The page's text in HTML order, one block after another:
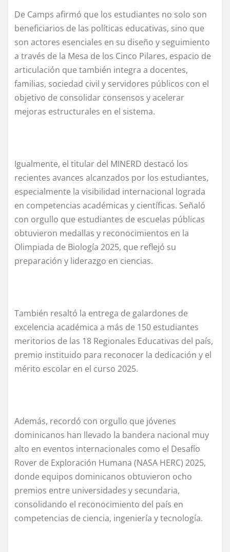
De Camps afirmó que los estudiantes no solo son
beneficiarios de las políticas educativas, sino que
son actores esenciales en su diseño y seguimiento
a través de la Mesa de los Cinco Pilares, espacio de
articulación que también integra a docentes,
familias, sociedad civil y servidores públicos con el
objetivo de consolidar consensos y acelerar
mejoras estructurales en el sistema.
Igualmente, el titular del MINERD destacó los
recientes avances alcanzados por los estudiantes,
especialmente la visibilidad internacional lograda
en competencias académicas y científicas. Señaló
con orgullo que estudiantes de escuelas públicas
obtuvieron medallas y reconocimientos en la
Olimpiada de Biología 2025, que reflejó su
preparación y liderazgo en ciencias.
También resaltó la entrega de galardones de
excelencia académica a más de 150 estudiantes
meritorios de las 18 Regionales Educativas del país,
premio instituido para reconocer la dedicación y el
mérito escolar en el curso 2025.
Además, recordó con orgullo que jóvenes
dominicanos han llevado la bandera nacional muy
alto en eventos internacionales como el Desafío
Rover de Exploración Humana (NASA HERC) 2025,
donde equipos dominicanos obtuvieron ocho
premios entre universidades y secundaria,
consolidando el reconocimiento del país en
competencias de ciencia, ingeniería y tecnología.